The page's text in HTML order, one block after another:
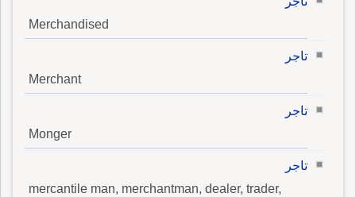
Merchandised
تاجر
Merchant
تاجر
Monger
تاجر
mercantile man, merchantman, dealer, trader,